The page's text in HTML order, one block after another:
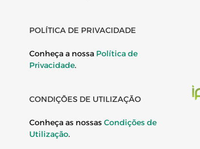
POLÍTICA DE PRIVACIDADE
Conheça a nossa Política de
Privacidade.
CONDIÇÕES DE UTILIZAÇÃO
Conheça as nossas Condições de
Utilização.